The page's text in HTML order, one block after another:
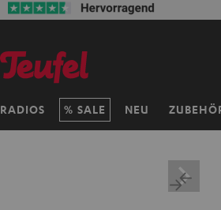
RADIOS SALE NEU